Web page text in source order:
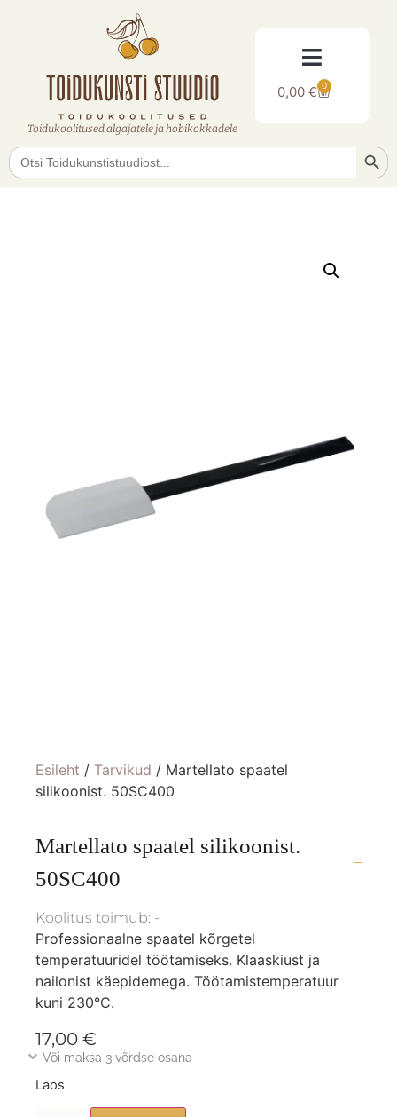
Toidukoolitused algajatele ja hobikokkadele
0,00€ 0
Search
for:
Esileht / Tarvikud / Martellato spaatel
silikoonist. 50SC400
Martellato spaatel silikoonist.
50SC400
Koolitus toimub: -
Professionaalne spaatel kõrgetel
temperatuuridel töötamiseks. Klaaskiust ja
nailonist käepidemega. Töötamistemperatuur
kuni 230°C.
17,00 €
Või maksa 3 võrdse osana
Laos